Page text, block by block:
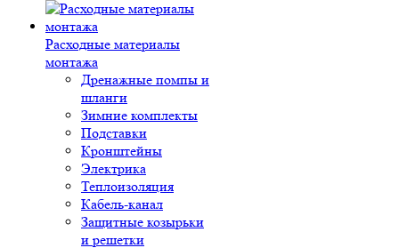
Расходные материалы
монтажа
Дренажные помпы и
шланги
Зимние комплекты
Подставки
Кронштейны
Электрика
Теплоизоляция
Кабель-канал
Защитные козырьки
и решетки